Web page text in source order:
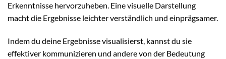
Erkenntnisse hervorzuheben. Eine visuelle Darstellung
macht die Ergebnisse leichter verständlich und einprägsamer.
Indem du deine Ergebnisse visualisierst, kannst du sie
effektiver kommunizieren und andere von der Bedeutung